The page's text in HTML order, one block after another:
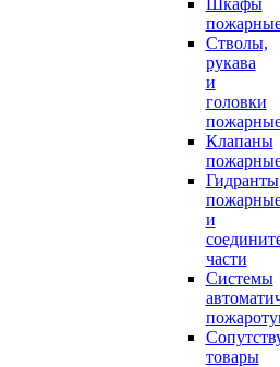
Шкафы
Стволы,
рукава
и
головки
Клапаны
Гидранты
и
части
Системы
товары